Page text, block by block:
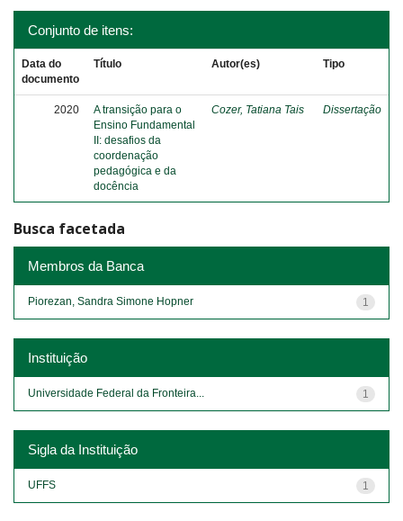
Conjunto de itens:
Data do
documento
Título Autor(es) Tipo
2020
A transição para o
Ensino Fundamental
II: desafios da
coordenação
pedagógica e da
docência
Cozer, Tatiana Tais Dissertação
Busca facetada
Membros da Banca
1
Piorezan, Sandra Simone Hopner
Instituição
1
Universidade Federal da Fronteira...
Sigla da Instituição
1
UFFS